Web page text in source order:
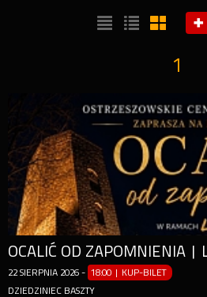
1
22 SIERPNIA 2026 - 18:00 | KUP-BILET
DZIEDZINIEC BASZTY